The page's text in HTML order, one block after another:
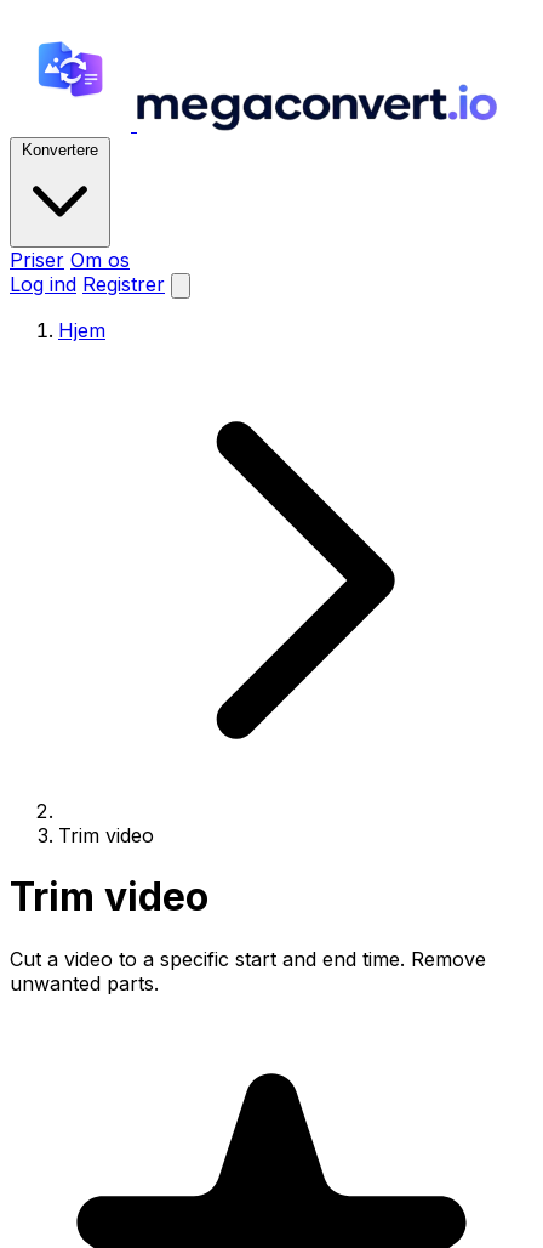
Konvertere
Priser Om os
Log ind Registrer
Hjem
Trim video
Trim video
Cut a video to a specific start and end time. Remove
unwanted parts.